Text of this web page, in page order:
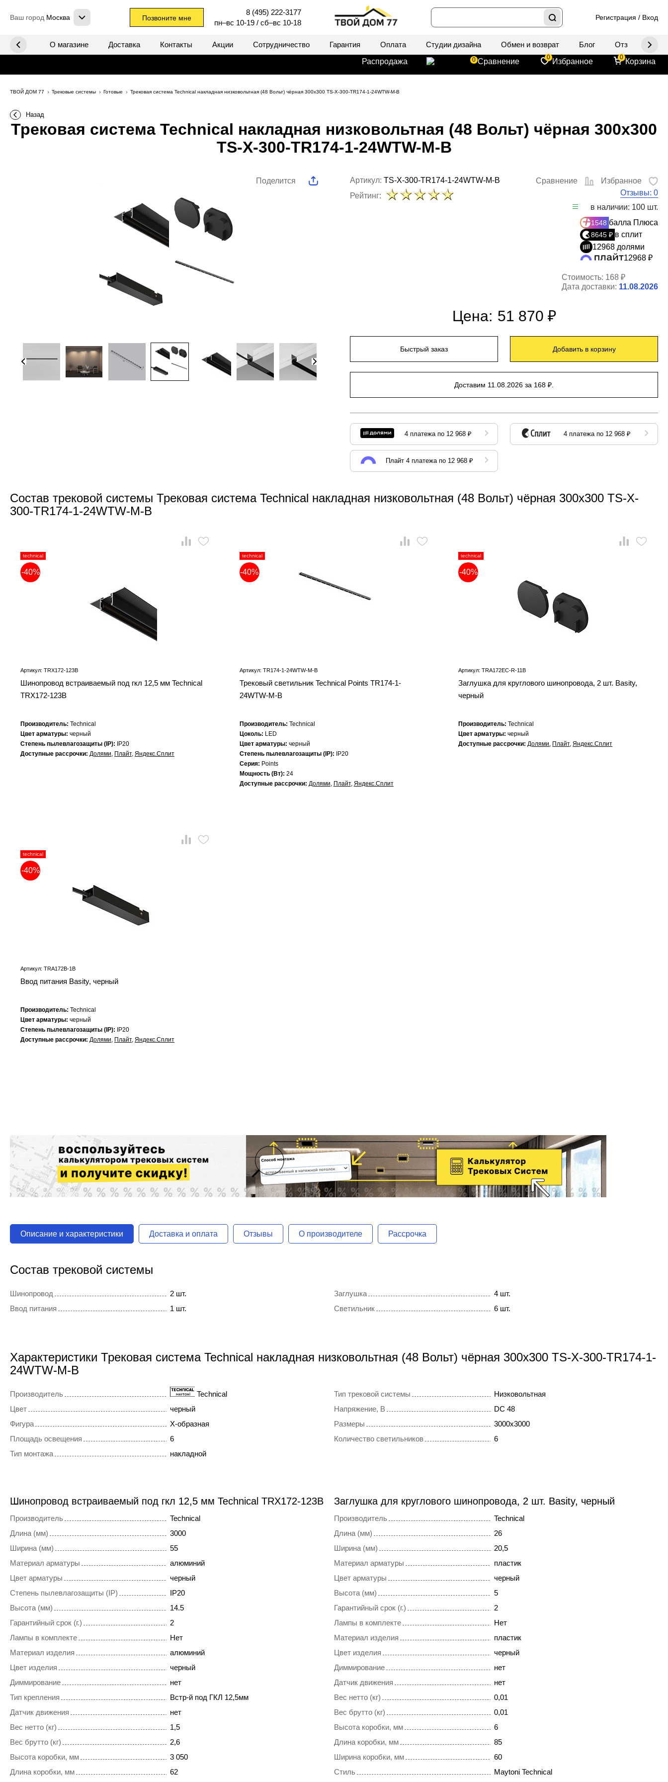
Ваш город Москва Позвоните мне
8 (495) 222-3177
пн–вс 10-19 / сб–вс 10-18
Регистрация / Вход
систем О магазине Доставка Контакты Акции Сотрудничество Гарантия Оплата Студии дизайна Обмен и возврат Блог Отзывы
Распродажа
0 Сравнение 0 Избранное 0 Корзина
ТВОЙ ДОМ 77 Трековые системы Готовые Трековая система Technical накладная низковольтная (48 Вольт) чёрная 300x300 TS-X-300-TR174-1-24WTW-M-B
Назад
Трековая система Technical накладная низковольтная (48 Вольт) чёрная 300x300
TS-X-300-TR174-1-24WTW-M-B
Поделится Артикул: TS-X-300-TR174-1-24WTW-M-B Сравнение
Избранное
Рейтинг:
Отзывы: 0
в наличии: 100 шт.
1548 балла Плюса
8645 ₽ в сплит
12968 долями
12968 ₽
Стоимость: 168 ₽
Дата доставки: 11.08.2026
Цена: 51 870 ₽
Быстрый заказ Добавить в корзину
Доставим 11.08.2026 за 168 ₽.
4 платежа по 12 968 ₽ 4 платежа по 12 968 ₽
Плайт 4 платежа по 12 968 ₽
Состав трековой системы Трековая система Technical накладная низковольтная (48 Вольт) чёрная 300x300 TS-X-
300-TR174-1-24WTW-M-B
technical
-40%
Артикул: TRX172-123B
Шинопровод встраиваемый под гкл 12,5 мм Technical
TRX172-123B
Производитель: Technical
Цвет арматуры: черный
Степень пылевлагозащиты (IP):
IP20
Доступные рассрочки: Долями, Плайт, Яндекс.Сплит
technical
-40%
Артикул: TR174-1-24WTW-M-B
Трековый светильник Technical Points TR174-1-
24WTW-M-B
Производитель: Technical
Цоколь: LED
Цвет арматуры: черный
Степень пылевлагозащиты (IP):
IP20
Серия: Points
Мощность (Вт): 24
Доступные рассрочки: Долями, Плайт, Яндекс.Сплит
technical
-40%
Артикул: TRA172EC-R-11B
Заглушка для круглового шинопровода, 2 шт. Basity,
черный
Производитель:Technical
Цвет арматуры:черный
Доступные рассрочки:Долями, Плайт,Яндекс.Сплит
technical
-40%
Артикул: TRA172B-1B
Ввод питания Basity, черный
Производитель: Technical
Цвет арматуры: черный
Степень пылевлагозащиты (IP):
IP20
Доступные рассрочки: Долями, Плайт, Яндекс.Сплит
Описание и характеристики Доставка и оплата Отзывы О производителе Рассрочка
Состав трековой системы
Шинопровод 2 шт. Заглушка
4 шт.
Ввод питания
1 шт. Светильник 6 шт.
Характеристики Трековая система Technical накладная низковольтная (48 Вольт) чёрная 300x300 TS-X-300-TR174-1-
24WTW-M-B
Производитель Technical Тип трековой системы
Низковольтная
Цвет
черный Напряжение, В
DC 48
Фигура
X-образная Размеры
3000x3000
Площадь освещения
6 Количество светильников
6
Тип монтажа
накладной
Шинопровод встраиваемый под гкл 12,5 мм Technical TRX172-123B
Производитель
Technical
Длина (мм)
3000
Ширина (мм)
55
Материал арматуры
алюминий
Цвет арматуры
черный
Степень пылевлагозащиты (IP)
IP20
Высота (мм)
14.5
Гарантийный срок (г.)
2
Лампы в комплекте
Нет
Материал изделия
алюминий
Цвет изделия
черный
Диммирование
нет
Тип крепления
Встр-й под ГКЛ 12,5мм
Датчик движения
нет
Вес нетто (кг)
1,5
Вес брутто (кг)
2,6
Высота коробки, мм
3 050
Длина коробки, мм
62
Заглушка для круглового шинопровода, 2 шт. Basity, черный
Производитель
Technical
Длина (мм)
26
Ширина (мм)
20,5
Материал арматуры
пластик
Цвет арматуры
черный
Высота (мм)
5
Гарантийный срок (г.)
2
Лампы в комплекте
Нет
Материал изделия
пластик
Цвет изделия
черный
Диммирование
нет
Датчик движения
нет
Вес нетто (кг)
0,01
Вес брутто (кг)
0,01
Высота коробки, мм
6
Длина коробки, мм
85
Ширина коробки, мм
60
Стиль
Maytoni Technical